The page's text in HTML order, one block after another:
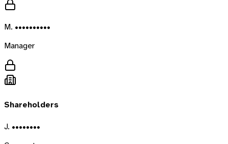
M. ••••••••••
Manager
Shareholders
J. ••••••••